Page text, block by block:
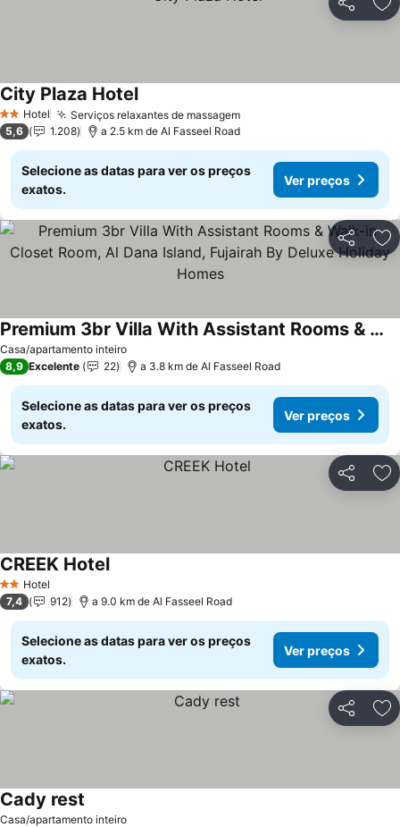
Partilhar
2 Estrelas
Hotel Serviços relaxantes de massagem
City Plaza Hotel
5,6 1.208 a 2.5 km de Al Fasseel Road
Selecione as datas para ver os preços
exatos.
Ver preços
Partilhar
Casa/apartamento inteiro
Premium 3br Villa With Assistant Rooms & Walk-in Closet Room, Al Dana Island, Fujairah By Deluxe Holiday Homes
8,9 Excelente 22 a 3.8 km de Al Fasseel Road
Selecione as datas para ver os preços
exatos.
Ver preços
Partilhar
2 Estrelas
Hotel
CREEK Hotel
7,4 912 a 9.0 km de Al Fasseel Road
Selecione as datas para ver os preços
exatos.
Ver preços
Partilhar
Casa/apartamento inteiro
Cady rest